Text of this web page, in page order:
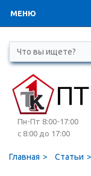
Пн-Пт 8:00-17:00
с 8:00 до 17:00
МЕНЮ
Главная Статьи